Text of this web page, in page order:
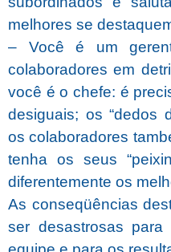
melhores se
– Você é um
colaboradores em
você é o chefe: é
desiguais; os “dedos
os colaboradores
tenha os seus
diferentemente os
As conseqüências
ser desastrosas